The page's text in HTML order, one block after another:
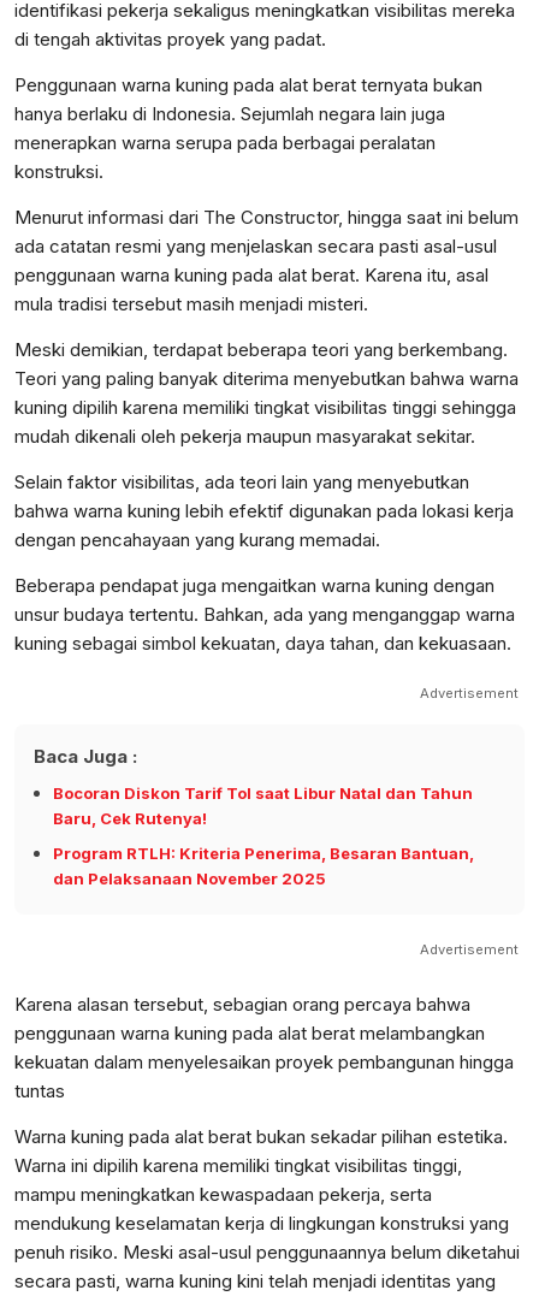
identifikasi pekerja sekaligus meningkatkan visibilitas mereka
di tengah aktivitas proyek yang padat.
Penggunaan warna kuning pada alat berat ternyata bukan
hanya berlaku di Indonesia. Sejumlah negara lain juga
menerapkan warna serupa pada berbagai peralatan
konstruksi.
Menurut informasi dari The Constructor, hingga saat ini belum
ada catatan resmi yang menjelaskan secara pasti asal-usul
penggunaan warna kuning pada alat berat. Karena itu, asal
mula tradisi tersebut masih menjadi misteri.
Meski demikian, terdapat beberapa teori yang berkembang.
Teori yang paling banyak diterima menyebutkan bahwa warna
kuning dipilih karena memiliki tingkat visibilitas tinggi sehingga
mudah dikenali oleh pekerja maupun masyarakat sekitar.
Selain faktor visibilitas, ada teori lain yang menyebutkan
bahwa warna kuning lebih efektif digunakan pada lokasi kerja
dengan pencahayaan yang kurang memadai.
Beberapa pendapat juga mengaitkan warna kuning dengan
unsur budaya tertentu. Bahkan, ada yang menganggap warna
kuning sebagai simbol kekuatan, daya tahan, dan kekuasaan.
Advertisement
Baca Juga :
Bocoran Diskon Tarif Tol saat Libur Natal dan Tahun
Baru, Cek Rutenya!
Program RTLH: Kriteria Penerima, Besaran Bantuan,
dan Pelaksanaan November 2025
Advertisement
Karena alasan tersebut, sebagian orang percaya bahwa
penggunaan warna kuning pada alat berat melambangkan
kekuatan dalam menyelesaikan proyek pembangunan hingga
tuntas
Warna kuning pada alat berat bukan sekadar pilihan estetika.
Warna ini dipilih karena memiliki tingkat visibilitas tinggi,
mampu meningkatkan kewaspadaan pekerja, serta
mendukung keselamatan kerja di lingkungan konstruksi yang
penuh risiko. Meski asal-usul penggunaannya belum diketahui
secara pasti, warna kuning kini telah menjadi identitas yang